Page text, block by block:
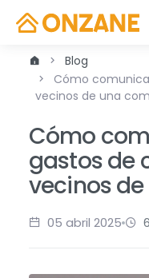
Blog
Cómo
vecinos de una
Cómo
gastos de
vecinos
05 abril 2025